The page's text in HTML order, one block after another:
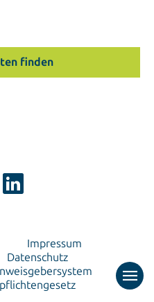
finden
Impressum
Datenschutz